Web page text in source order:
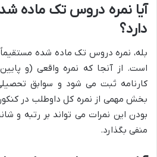
آیا نمره دروس تک ماده
دارد؟
بله، نمره دروس تک ماده شده مستقیماً
است. از آنجا که نمره واقعی (و
کارنامه ثبت می شود و سوابق
بخش مهمی از نمره کل داوطلب در
بودن این نمرات می تواند بر رتبه و
منفی بگذارد.